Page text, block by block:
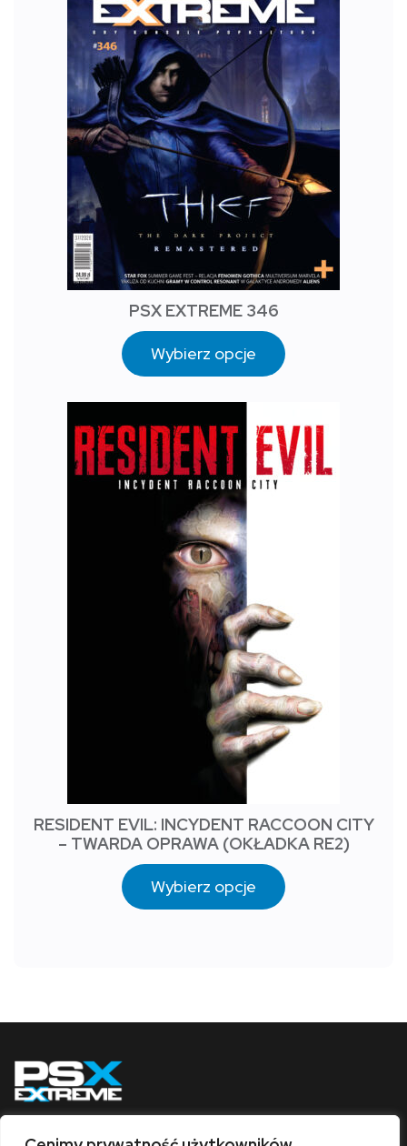
PSX EXTREME 346
Wybierz opcje
RESIDENT EVIL: INCYDENT RACCOON CITY
– TWARDA OPRAWA (OKŁADKA RE2)
Wybierz opcje